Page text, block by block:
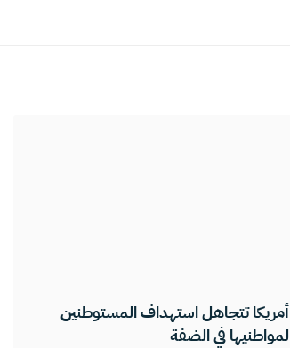
أمريكا تتجاهل استهداف المستوطنين
لمواطنيها في الضفة